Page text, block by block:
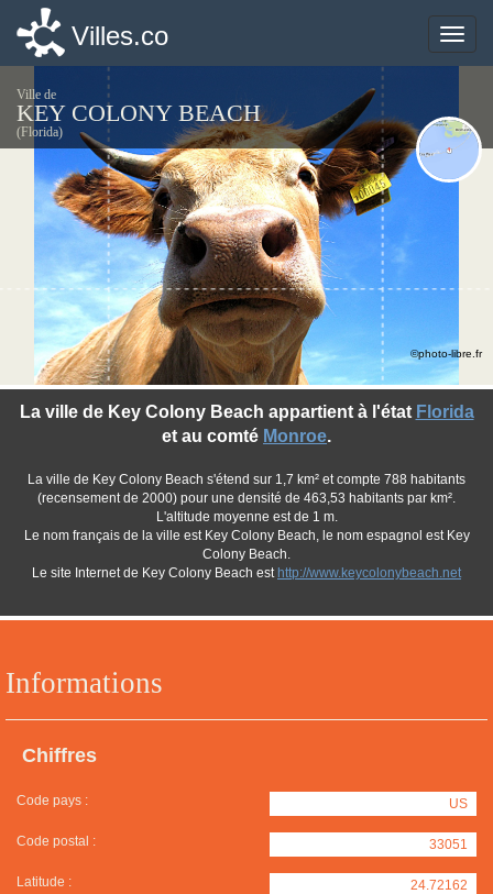
Toggle
Villes.co
Ville de
KEY COLONY BEACH
(Florida)
Informations
Chiffres
Code pays : US
Code postal : 33051
Latitude : 24.72162
La ville de Key Colony Beach appartient à l'état Florida
et au comté Monroe.
La ville de Key Colony Beach s'étend sur 1,7 km² et compte 788 habitants
(recensement de 2000) pour une densité de 463,53 habitants par km².
L'altitude moyenne est de 1 m.
Le nom français de la ville est Key Colony Beach, le nom espagnol est Key
Colony Beach.
Le site Internet de Key Colony Beach est http://www.keycolonybeach.net
©photo-libre.fr
Toggle
Villes.co